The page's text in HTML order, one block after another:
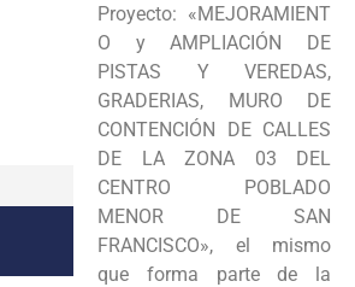
Proyecto: «MEJORAMIENT
O y AMPLIACIÓN DE
PISTAS Y VEREDAS,
GRADERIAS, MURO DE
CONTENCIÓN DE CALLES
DE LA ZONA 03 DEL
CENTRO POBLADO
MENOR DE SAN
FRANCISCO», el mismo
que forma partede la